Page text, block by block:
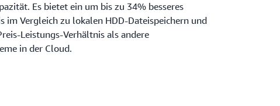
Es bietet ein um bis zu 34% besseres
im Vergleich zu lokalen HDD-Dateispeichern und
Leistungs-Verhältnis als andere
in der Cloud.